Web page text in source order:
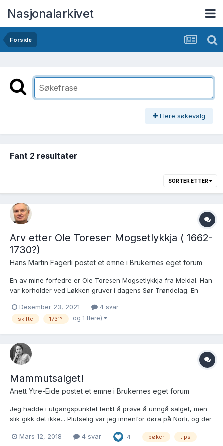
Nasjonalarkivet
Forside
Flere søkevalg
Fant 2 resultater
SORTER ETTER
Arv etter Ole Toresen Mogsetlykkja ( 1662-
1730?)
Hans Martin Fagerli postet et emne i Brukernes eget forum
En av mine forfedre er Ole Toresen Mogsetlykkja fra Meldal. Han
var korholder ved Løkken gruver i dagens Sør-Trøndelag. En
før man tok fatt på arbeidet i gruva. Ritualet var fastsatt til en
salme, en bønn for eierne, og med Fadervår som avsl...
Desember 23, 2021 4 svar
skifte 1731? og 1 flere)
Mammutsalget!
Anett Ytre-Eide postet et emne i Brukernes eget forum
Jeg hadde i utgangspunktet tenkt å prøve å unngå salget, men
slik gikk det ikke... Plutselig var jeg innenfor døra på Norli, og der
nordiske krigen 1700 - 1721". Kr 249,- for praktboken med Wilse-
Mars 12, 2018 4 svar 4 bøker tips